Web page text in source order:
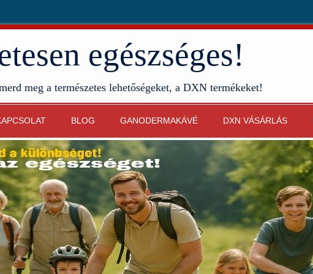
egészséges!
meg a természetes lehetőségeket, a DXN termékeket!
BLOG GANODERMAKÁVÉ DXN VÁSÁRLÁS